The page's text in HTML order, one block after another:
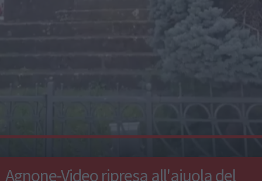
Agnone-Video ripresa all'aiuola del